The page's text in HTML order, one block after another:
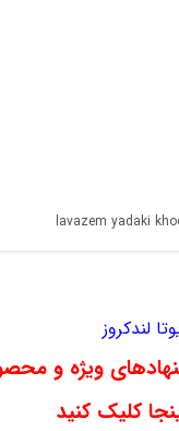
لندکروز
ویژه و
کلیک کنید